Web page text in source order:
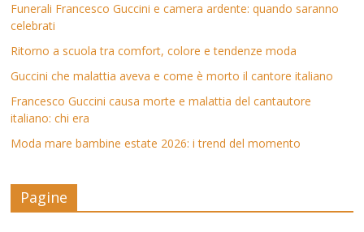
Funerali Francesco Guccini e camera ardente: quando saranno
celebrati
Ritorno a scuola tra comfort, colore e tendenze moda
Guccini che malattia aveva e come è morto il cantore italiano
Francesco Guccini causa morte e malattia del cantautore
italiano: chi era
Moda mare bambine estate 2026: i trend del momento
Pagine